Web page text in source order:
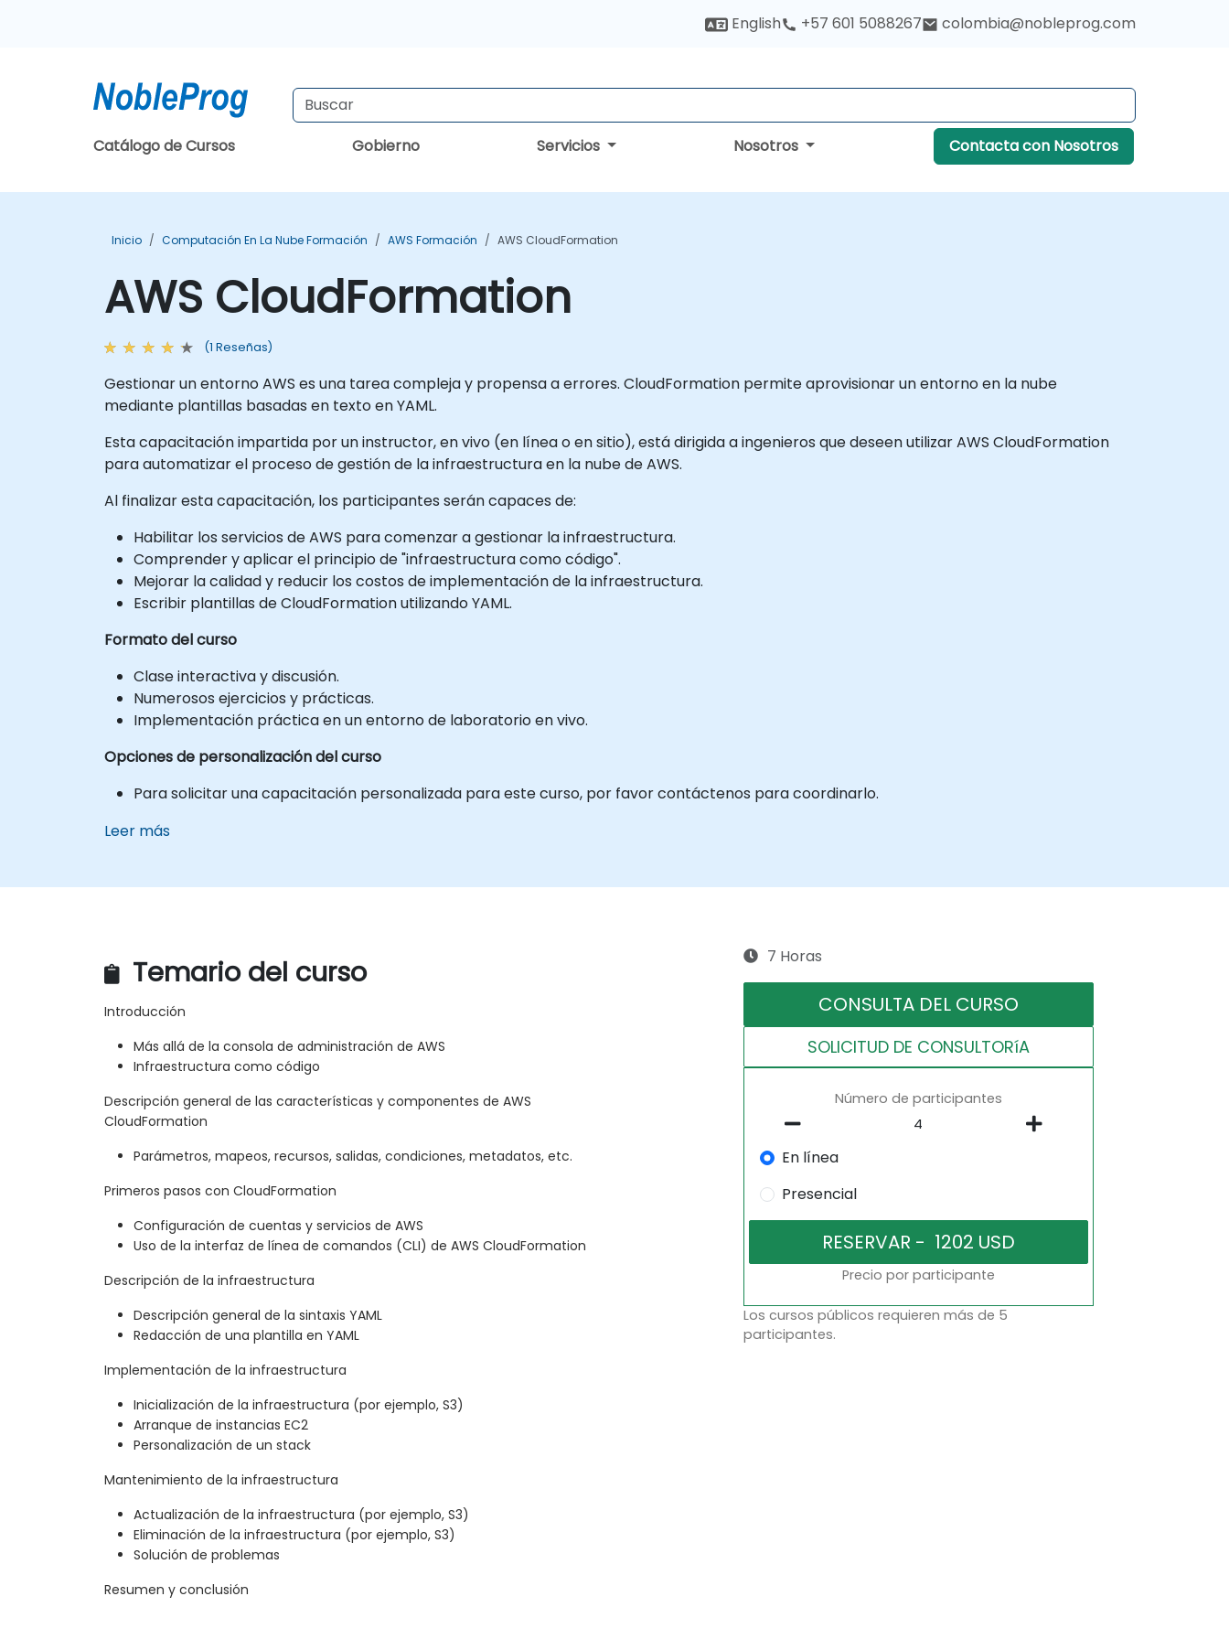
English +57 601 5088267 colombia@nobleprog.com
Catálogo de Cursos Gobierno Servicios Nosotros Contacta con Nosotros
Inicio Computación En La Nube Formación AWS Formación AWS CloudFormation
AWS CloudFormation
(1 Reseñas)
Gestionar un entorno AWS es una tarea compleja y propensa a errores. CloudFormation permite aprovisionar un entorno en la nube
mediante plantillas basadas en texto en YAML.
Esta capacitación impartida por un instructor, en vivo (en línea o en sitio), está dirigida a ingenieros que deseen utilizar AWS CloudFormation
para automatizar el proceso de gestión de la infraestructura en la nube de AWS.
Al finalizar esta capacitación, los participantes serán capaces de:
Habilitar los servicios de AWS para comenzar a gestionar la infraestructura.
Comprender y aplicar el principio de "infraestructura como código".
Mejorar la calidad y reducir los costos de implementación de la infraestructura.
Escribir plantillas de CloudFormation utilizando YAML.
Formato del curso
Clase interactiva y discusión.
Numerosos ejercicios y prácticas.
Implementación práctica en un entorno de laboratorio en vivo.
Opciones de personalización del curso
Para solicitar una capacitación personalizada para este curso, por favor contáctenos para coordinarlo.
Leer más
Temario del curso
Introducción
Más allá de la consola de administración de AWS
Infraestructura como código
Descripción general de las características y componentes de AWS
CloudFormation
Parámetros, mapeos, recursos, salidas, condiciones, metadatos, etc.
Primeros pasos con CloudFormation
Configuración de cuentas y servicios de AWS
Uso de la interfaz de línea de comandos (CLI) de AWS CloudFormation
Descripción de la infraestructura
Descripción general de la sintaxis YAML
Redacción de una plantilla en YAML
Implementación de la infraestructura
Inicialización de la infraestructura (por ejemplo, S3)
Arranque de instancias EC2
Personalización de un stack
Mantenimiento de la infraestructura
Actualización de la infraestructura (por ejemplo, S3)
Eliminación de la infraestructura (por ejemplo, S3)
Solución de problemas
Resumen y conclusión
7 Horas
CONSULTA DEL CURSO
SOLICITUD DE CONSULTORíA
Número de participantes
En línea
Presencial
Precio por participante
Los cursos públicos requieren más de 5
participantes.